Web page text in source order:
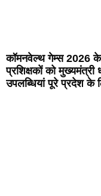
कॉमनवेल्थ गेम्स 2026
प्रशिक्षकों को मुख्यमंत्री
उपलब्धियां पूरे प्रदेश के